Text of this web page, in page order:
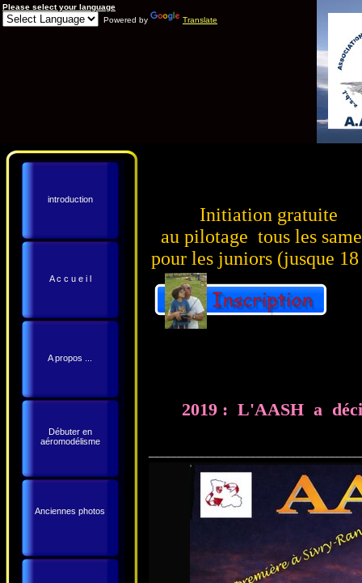
Please select your language
Powered by
Translate
introduction
A c c u e i l
A propos ...
Débuter en
aéromodélisme
Anciennes photos
Initiation gratuite
au pilotage tous les
pour les juniors (jusque 18
2019 : L'AASH a